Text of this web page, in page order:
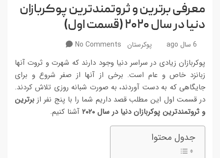
معرفی برترین و ثروتمندترین پوکربازان
دنیا در سال ۲۰۲۰ (قسمت اول)
6 سال ago پوکرستان No Comments
پوکربازان زیادی در سراسر دنیا وجود دارند که شهرت و ثروت آنها
زبانزد خاص و عام است. برخی از آنها از صفر شروع و برای
جایگاهی که به دست آوردند، به صورت شبانه روزی تلاش کردند.
در قسمت اول این مطلب قصد داریم شما را با پنج نفر از برترین
و ثروتمندترین پوکربازان دنیا در سال ۲۰۲۰
آشنا کنیم.
جدول محتوا